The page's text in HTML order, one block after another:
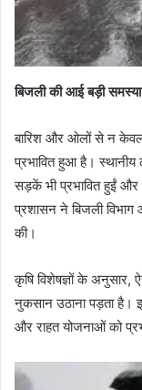
बिजली की आई बड़ी समस्या
बारिश और ओलों से न
प्रभावित हुआ है।
सड़कें भी प्रभावित हुईं और
प्रशासन ने बिजली विभाग
की।
कृषि विशेषज्ञों के अनुसार,
नुकसान उठाना पड़ता
और राहत योजनाओं को